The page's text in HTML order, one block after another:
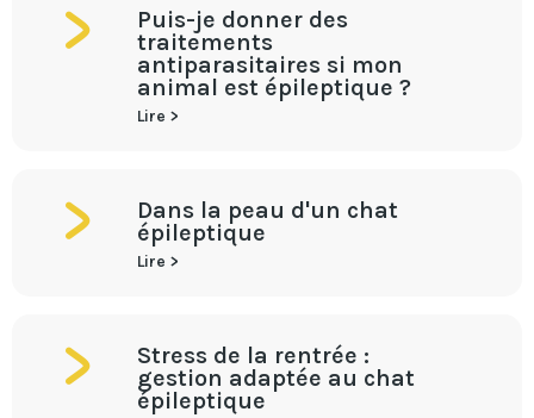
Puis-je donner des
traitements
antiparasitaires si mon
animal est épileptique ?
Lire >
Dans la peau d'un chat
épileptique
Lire >
Stress de la rentrée :
gestion adaptée au chat
épileptique